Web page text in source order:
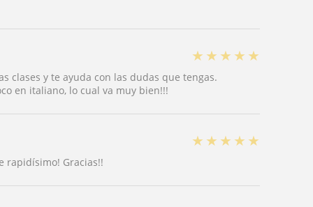
★ ★ ★ ★ ★
clases y te ayuda con las dudas que tengas.
en italiano, lo cual va muy bien!!!
★ ★ ★ ★ ★
rapidísimo! Gracias!!